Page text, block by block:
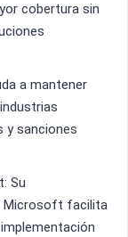
cobertura sin
a mantener
y sanciones
Su
Microsoft facilita